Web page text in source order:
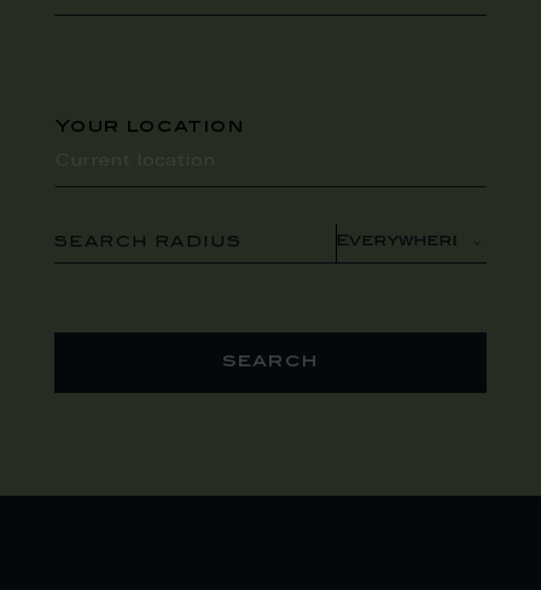
Your location
SEARCH RADIUS
search